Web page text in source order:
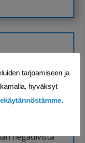
on toteutettu
niihin
kivasti, eikä
negatiivista
tarjoamiseen ja
hyväksyt
.